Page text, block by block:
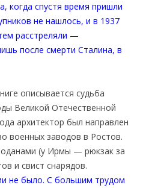
когда спустя время пришли
не нашлось, и в 1937
расстреляли —
после смерти Сталина, в
описывается судьба
Великой Отечественной
архитектор был направлен
военных заводов в Ростов.
(у Ирмы — рюкзак за
и свист снарядов.
не было. С большим трудом